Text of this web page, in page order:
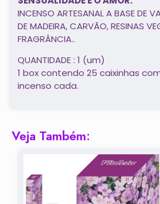
INCENSO ARTESANAL A BASE DE
DE MADEIRA, CARVÃO, RESINAS
FRAGRÂNCIA..
QUANTIDADE : 1 (um)
1 box contendo 25 caixinhas
incenso cada.
Veja Também: